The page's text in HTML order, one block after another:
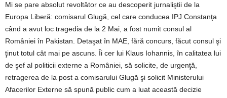
Mi se pare absolut revoltător ce au descoperit jurnaliştii de la
Europa Liberă: comisarul Glugă, cel care conducea IPJ Constanţa
când a avut loc tragedia de la 2 Mai, a fost numit consul al
României în Pakistan. Detaşat în MAE, fără concurs, făcut consul şi
ţinut totul cât mai pe ascuns. Îi cer lui Klaus Iohannis, în calitatea lui
de şef al politicii externe a României, să solicite, de urgenţă,
retragerea de la post a comisarului Glugă şi solicit Ministerului
Afacerilor Externe să spună public cum a luat această decizie